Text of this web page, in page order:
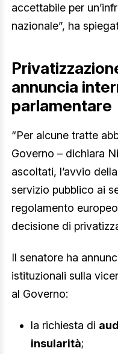
accettabile per
nazionale”, ha
annuncia
parlamentare
“Per alcune tratte
Governo – dichiara
ascoltati, l’avvio
servizio pubblico ai
regolamento
decisione di
Il senatore ha
istituzionali sulla
al Governo:
la richiesta di
insularità;